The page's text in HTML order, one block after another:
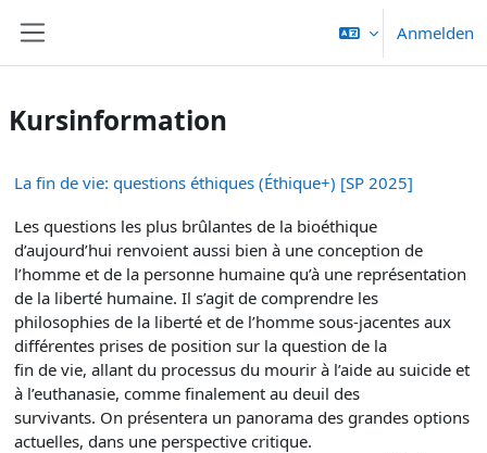
Anmelden
Kursinformation
La fin de vie: questions éthiques (Éthique+) [SP 2025]
Les questions les plus brûlantes de la bioéthique
d’aujourd’hui renvoient aussi bien à une conception de
l’homme et de la personne humaine qu’à une représentation
de la liberté humaine. Il s’agit de comprendre les
philosophies de la liberté et de l’homme sous-jacentes aux
différentes prises de position sur la question de la
fin de vie, allant du processus du mourir à l’aide au suicide et
à l’euthanasie, comme finalement au deuil des
survivants. On présentera un panorama des grandes options
actuelles, dans une perspective critique.